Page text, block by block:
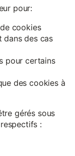
pour:
cookies
dans des cas
pour certains
des cookies à
gérés sous
: